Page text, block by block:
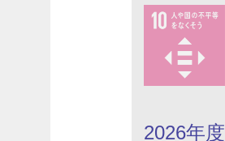
10.不平等
2026年度